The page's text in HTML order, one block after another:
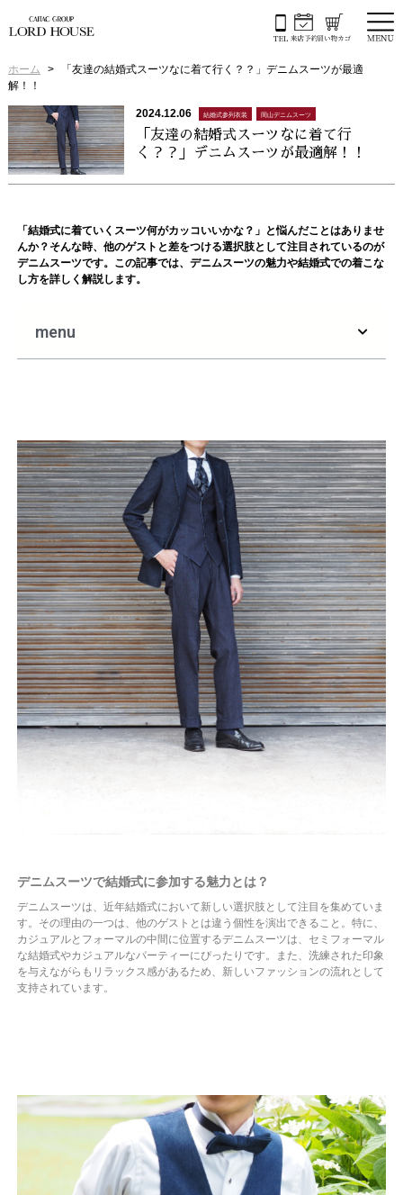
ホーム
「友達の結婚式スーツなに着て行く？？」デニムスーツが最適
解！！
2024.12.06 結婚式参列衣装 岡山デニムスーツ
「友達の結婚式スーツなに着て行
く？？」デニムスーツが最適解！！
「結婚式に着ていくスーツ何がカッコいいかな？」と悩んだことはありませ
んか？そんな時、他のゲストと差をつける選択肢として注目されているのが
デニムスーツです。この記事では、デニムスーツの魅力や結婚式での着こな
し方を詳しく解説します。
menu
デニムスーツで結婚式に参加する魅力とは？
デニムスーツは、近年結婚式において新しい選択肢として注目を集めていま
す。その理由の一つは、他のゲストとは違う個性を演出できること。特に、
カジュアルとフォーマルの中間に位置するデニムスーツは、セミフォーマル
な結婚式やカジュアルなパーティーにぴったりです。また、洗練された印象
を与えながらもリラックス感があるため、新しいファッションの流れとして
支持されています。